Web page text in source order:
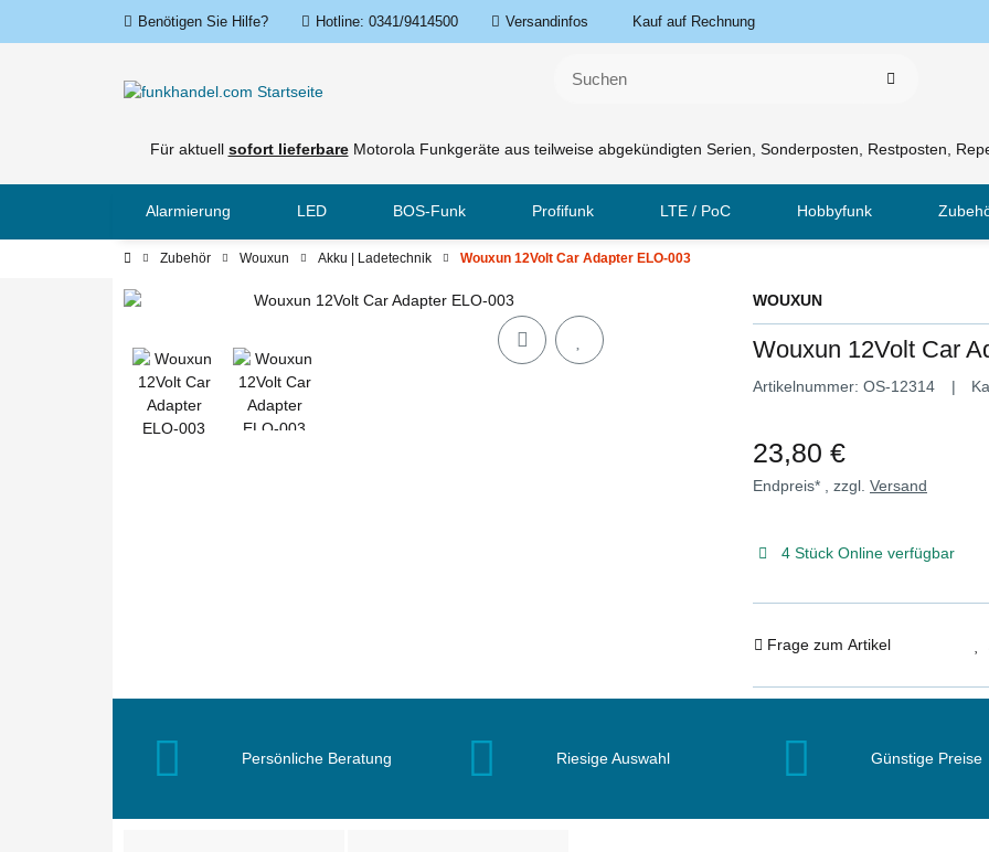
Benötigen Sie Hilfe? Hotline: 0341/9414500 Versandinfos Kauf auf Rechnung
Für aktuell sofort lieferbareMotorola Funkgeräte aus teilweise abgekündigten Serien, Sonderposten, Restposten,
Alarmierung LED BOS-Funk Profifunk LTE / PoC Hobbyfunk
Zubehör Wouxun Akku | Ladetechnik Wouxun 12Volt Car Adapter ELO-003
WOUXUN
Wouxun 12Volt Car
Artikelnummer: OS-12314
23,80 €
Endpreis* , zzgl. Versand
4 Stück Online verfügbar
Frage zum Artikel
Persönliche Beratung Riesige Auswahl Günstige Preise